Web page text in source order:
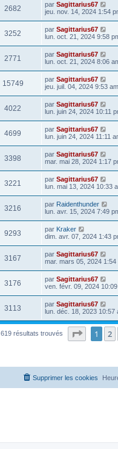
2682 par Sagittarius67
jeu. nov. 14, 2024 1:54
3252 par Sagittarius67
lun. oct. 21, 2024 9:58
2771 par Sagittarius67
lun. oct. 21, 2024 8:06
15749 par Sagittarius67
jeu. juil. 04, 2024 9:53 am
4022 par Sagittarius67
lun. juin 24, 2024 10:11
4699 par Sagittarius67
lun. juin 24, 2024 11:11
3398 par Sagittarius67
mar. mai 28, 2024 1:17
3221 par Sagittarius67
lun. mai 13, 2024 10:33
3216 par Raidenthunder
lun. avr. 15, 2024 7:49
9293 par Kraker
dim. avr. 07, 2024 1:43
3167 par Sagittarius67
mar. mars 05, 2024 1:54
3176 par Sagittarius67
ven. févr. 09, 2024
3113 par Sagittarius67
lun. déc. 18, 2023 10:57
619 résultats trouvés Page1 2
Supprimer les cookies